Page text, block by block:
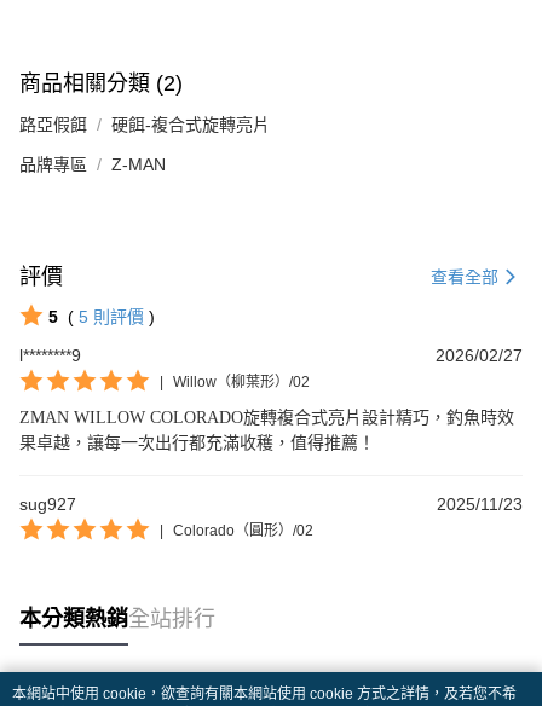
商品相關分類 (2)
路亞假餌 硬餌-複合式旋轉亮片
品牌專區 Z-MAN
評價 查看全部
5 ( 5 則評價 )
l********9
2026/02/27
Willow（柳葉形）/02
ZMAN WILLOW COLORADO旋轉複合式亮片設計精巧，釣魚時效
果卓越，讓每一次出行都充滿收穫，值得推薦！
sug927 2025/11/23
Colorado（圓形）/02
本分類熱銷全站排行
本網站中使用 cookie，欲查詢有關本網站使用 cookie 方式之詳情，及若您不希